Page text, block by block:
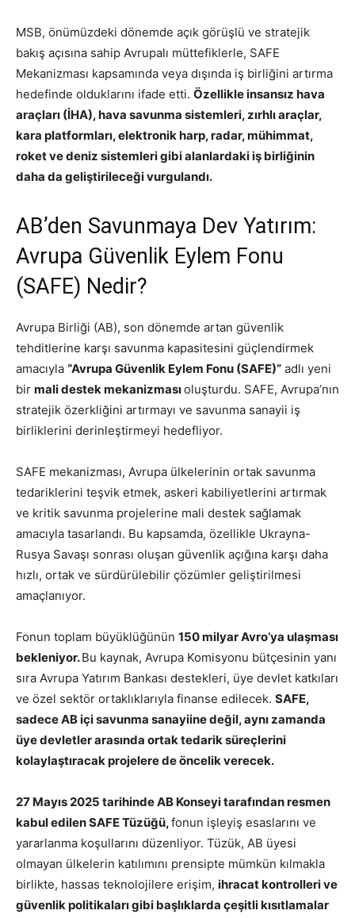
MSB, önümüzdeki dönemde açık görüşlü ve stratejik
bakış açısına sahip Avrupalı müttefiklerle, SAFE
Mekanizması kapsamında veya dışında iş birliğini artırma
hedefinde olduklarını ifade etti. Özellikle insansız hava
araçları (İHA), hava savunma sistemleri, zırhlı araçlar,
kara platformları, elektronik harp, radar, mühimmat,
roket ve deniz sistemleri gibi alanlardaki iş birliğinin
daha da geliştirileceği vurgulandı.
AB’den Savunmaya Dev Yatırım:
Avrupa Güvenlik Eylem Fonu
(SAFE) Nedir?
Avrupa Birliği (AB), son dönemde artan güvenlik
tehditlerine karşı savunma kapasitesini güçlendirmek
amacıyla “Avrupa Güvenlik Eylem Fonu (SAFE)” adlı yeni
bir mali destek mekanizmasıoluşturdu. SAFE, Avrupa’nın
stratejik özerkliğini artırmayı ve savunma sanayii iş
birliklerini derinleştirmeyi hedefliyor.
SAFE mekanizması, Avrupa ülkelerinin ortak savunma
tedariklerini teşvik etmek, askeri kabiliyetlerini artırmak
ve kritik savunma projelerine mali destek sağlamak
amacıyla tasarlandı. Bu kapsamda, özellikle Ukrayna-
Rusya Savaşı sonrası oluşan güvenlik açığına karşı daha
hızlı, ortak ve sürdürülebilir çözümler geliştirilmesi
amaçlanıyor.
Fonun toplam büyüklüğünün 150 milyar Avro’ya ulaşması
bekleniyor.Bu kaynak, Avrupa Komisyonu bütçesinin yanı
sıra Avrupa Yatırım Bankası destekleri, üye devlet katkıları
ve özel sektör ortaklıklarıyla finanse edilecek. SAFE,
sadece AB içi savunma sanayiine değil, aynı zamanda
üye devletler arasında ortak tedarik süreçlerini
kolaylaştıracak projelere de öncelik verecek.
27 Mayıs 2025 tarihinde AB Konseyi tarafından resmen
kabul edilen SAFE Tüzüğü,fonun işleyiş esaslarını ve
yararlanma koşullarını düzenliyor. Tüzük, AB üyesi
olmayan ülkelerin katılımını prensipte mümkün kılmakla
birlikte, hassas teknolojilere erişim, ihracat kontrolleri ve
güvenlik politikaları gibi başlıklarda çeşitli kısıtlamalar